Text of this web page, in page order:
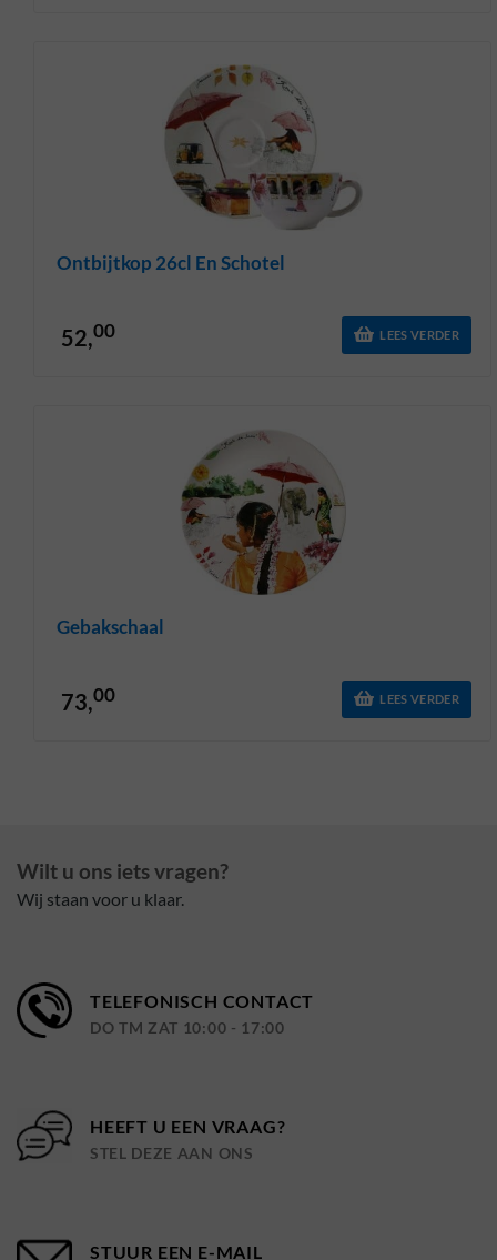
Ontbijtkop 26cl En Schotel
52,00 LEES VERDER
Gebakschaal
73,00 LEES VERDER
Wilt u ons iets vragen?
Wij staan voor u klaar.
TELEFONISCH CONTACT
DO TM ZAT 10:00 - 17:00
HEEFT U EEN VRAAG?
STEL DEZE AAN ONS
STUUR EEN E-MAIL